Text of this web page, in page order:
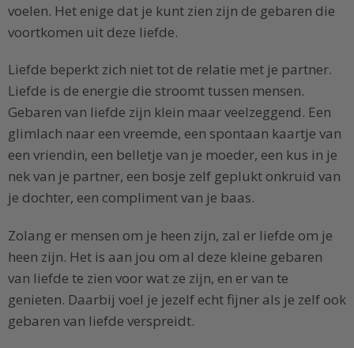
voelen. Het enige dat je kunt zien zijn de gebaren die
voortkomen uit deze liefde.
Liefde beperkt zich niet tot de relatie met je partner.
Liefde is de energie die stroomt tussen mensen.
Gebaren van liefde zijn klein maar veelzeggend. Een
glimlach naar een vreemde, een spontaan kaartje van
een vriendin, een belletje van je moeder, een kus in je
nek van je partner, een bosje zelf geplukt onkruid van
je dochter, een compliment van je baas.
Zolang er mensen om je heen zijn, zal er liefde om je
heen zijn. Het is aan jou om al deze kleine gebaren
van liefde te zien voor wat ze zijn, en er van te
genieten. Daarbij voel je jezelf echt fijner als je zelf ook
gebaren van liefde verspreidt.